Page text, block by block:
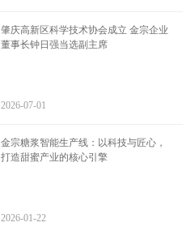
肇庆高新区科学技术协会成立 金宗企业
董事长钟日强当选副主席
2026-07-01
金宗糖浆智能生产线：以科技与匠心，
打造甜蜜产业的核心引擎
2026-01-22